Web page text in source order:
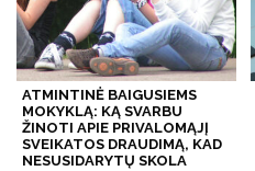
ATMINTINĖ BAIGUSIEMS
MOKYKLĄ: KĄ SVARBU
ŽINOTI APIE PRIVALOMĄJĮ
SVEIKATOS DRAUDIMĄ, KAD
NESUSIDARYTŲ SKOLA